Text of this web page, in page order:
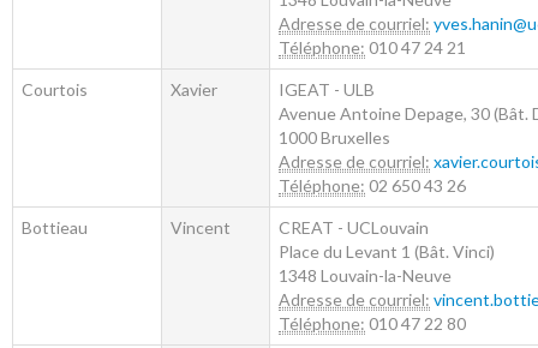
Adresse de courriel:
Téléphone: 010 47 24 21
Courtois Xavier
IGEAT - ULB
Avenue Antoine Depage, 30 (Bât.
1000Bruxelles
Adresse de courriel:
Téléphone: 02 650 43 26
Bottieau Vincent
CREAT - UCLouvain
Place du Levant 1 (Bât. Vinci)
1348 Louvain-la-Neuve
Adresse de courriel:
Téléphone: 010 47 22 80